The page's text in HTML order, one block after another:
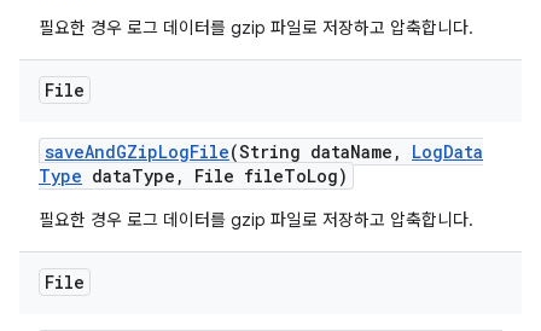
필요한 경우 로그 데이터를 gzip 파일로 저장하고 압축합니다.
File
saveAndGZipLogFile(String dataName , LogData
Type dataType , File fileToLog)
필요한 경우 로그 데이터를 gzip 파일로 저장하고 압축합니다.
File